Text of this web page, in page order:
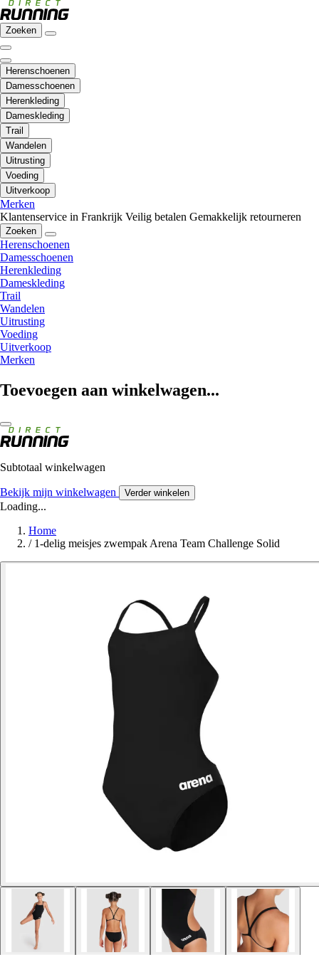
Zoeken
Herenschoenen
Damesschoenen
Herenkleding
Dameskleding
Trail
Wandelen
Uitrusting
Voeding
Uitverkoop
Merken
Klantenservice in Frankrijk Veilig betalen Gemakkelijk retourneren
Zoeken
Herenschoenen
Damesschoenen
Herenkleding
Dameskleding
Trail
Wandelen
Uitrusting
Voeding
Uitverkoop
Merken
Toevoegen aan winkelwagen...
Subtotaal winkelwagen
Bekijk mijn winkelwagen Verder winkelen
Loading...
Home
/ 1-delig meisjes zwempak Arena Team Challenge Solid